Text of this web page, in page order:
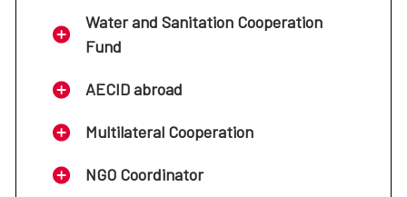
Water and Sanitation Cooperation
Fund
AECID abroad
Multilateral Cooperation
NGO Coordinator